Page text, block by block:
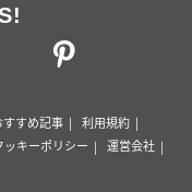
すすめ記事
利用規約
ッキーポリシー
運営会社